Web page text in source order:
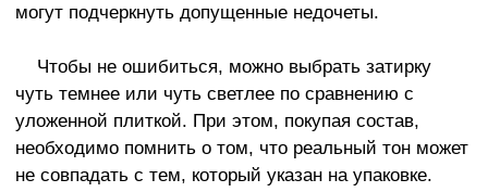
могут подчеркнуть допущенные недочеты.
Чтобы не ошибиться, можно выбрать затирку
чуть темнее или чуть светлее по сравнению с
уложенной плиткой. При этом, покупая состав,
необходимо помнить о том, что реальный тон может
не совпадать с тем, который указан на упаковке.